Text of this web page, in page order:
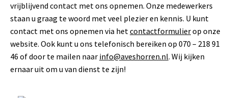
vrijblijvend contact met ons opnemen. Onze medewerkers
staan u graag te woord met veel plezier en kennis. U kunt
contact met ons opnemen via hetcontactformulierop onze
website. Ook kunt u ons telefonisch bereiken op 070 – 218 91
46 of door te mailen naar info@aveshorren.nl. Wij kijken
ernaar uit om u van dienst te zijn!